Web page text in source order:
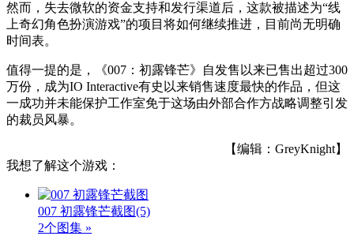
然而，失去微软的资金支持和发行渠道后，这款被描述为“线
上奇幻角色扮演游戏”的项目将如何继续推进，目前尚无明确
时间表。
值得一提的是，《007：初露锋芒》自发售以来已售出超过300
万份，成为IO Interactive有史以来销售速度最快的作品，但这
一成功并未能保护工作室免于这场由外部合作方战略调整引发
的裁员风暴。
【编辑：GreyKnight】
我想了解这个游戏：
007 初露锋芒截图(5)
2个图集 »